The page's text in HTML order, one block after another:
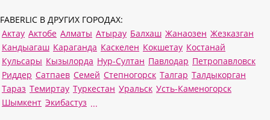
FABERLIC В ДРУГИХ ГОРОДАХ:
Актау Актобе Алматы Атырау Балхаш Жанаозен Жезказган
Кандыагаш Караганда Каскелен Кокшетау Костанай
Кульсары Кызылорда Нур-Султан Павлодар Петропавловск
Риддер Сатпаев Семей Степногорск Талгар Талдыкорган
Тараз Темиртау Туркестан Уральск Усть-Каменогорск
Шымкент Экибастуз ...